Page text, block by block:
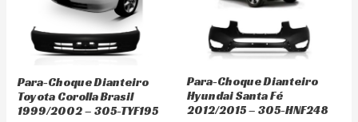
Para-Choque Dianteiro
Toyota Corolla Brasil
1999/2002 – 305-TYF195
Para-Choque Dianteiro
Hyundai Santa Fé
2012/2015 – 305-HNF248